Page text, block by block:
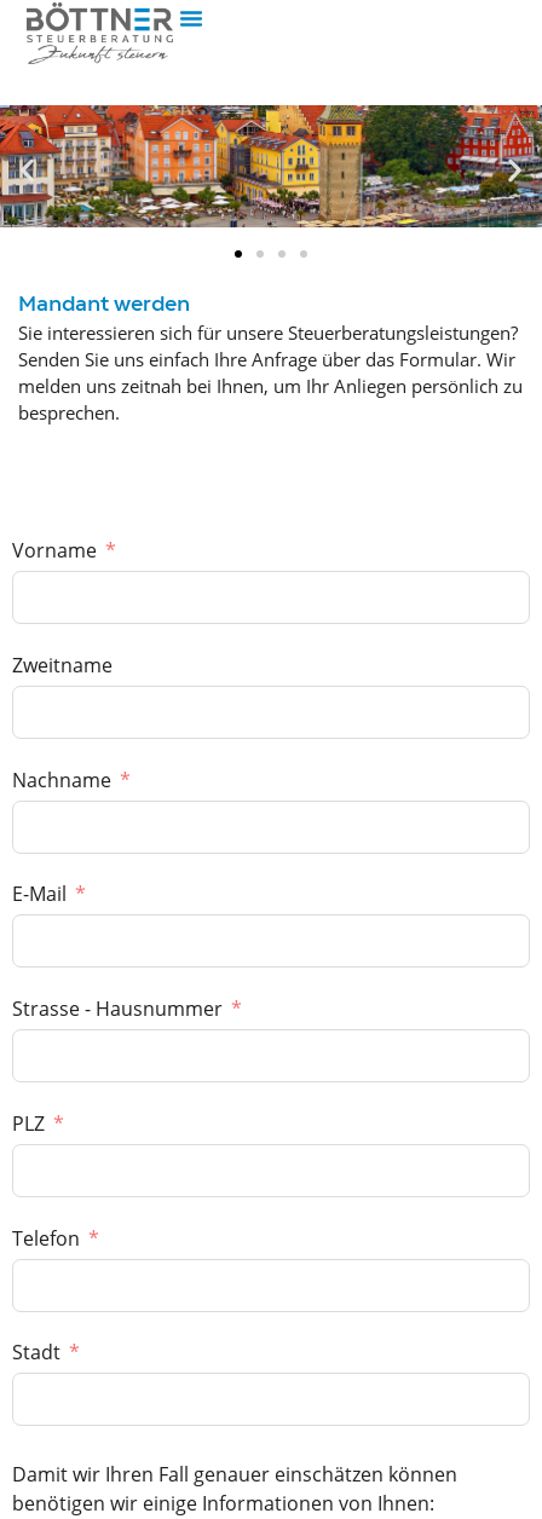
Mandant werden
Sie interessieren sich für unsere Steuerberatungsleistungen?
Senden Sie uns einfach Ihre Anfrage über das Formular. Wir
melden uns zeitnah bei Ihnen, um Ihr Anliegen persönlich zu
besprechen.
Vorname
Zweitname
Nachname
E-Mail
Strasse - Hausnummer
PLZ
Telefon
Stadt
Damit wir Ihren Fall genauer einschätzen können
benötigen wir einige Informationen von Ihnen: